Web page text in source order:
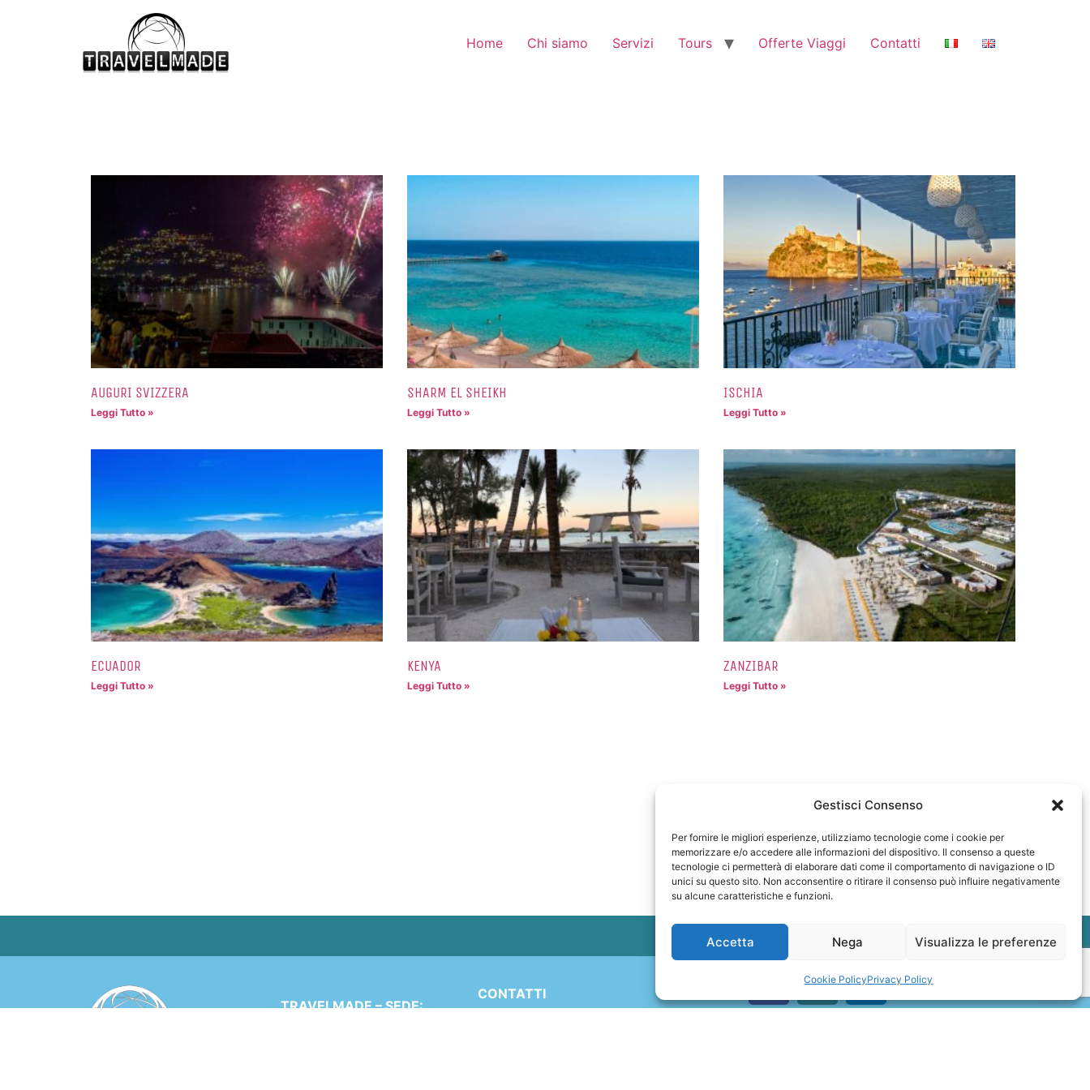
Gestisci Consenso
Per fornire le migliori esperienze, utilizziamo tecnologie come i cookie per
memorizzare e/o accedere alle informazioni del dispositivo. Il consenso a queste
tecnologie ci permetterà di elaborare dati come il comportamento di navigazione o ID
unici su questo sito. Non acconsentire o ritirare il consenso può influire negativamente
su alcune caratteristiche e funzioni.
Accetta Nega Visualizza le preferenze
Cookie PolicyPrivacy Policy
Home Chi siamo Servizi Tours Offerte Viaggi Contatti
AUGURI SVIZZERA
Leggi Tutto »
SHARM EL SHEIKH
Leggi Tutto »
ISCHIA
Leggi Tutto »
ECUADOR
Leggi Tutto »
KENYA
Leggi Tutto »
ZANZIBAR
Leggi Tutto »
TRAVELMADE – SEDE:
CONTATTI
+41 91 2207618